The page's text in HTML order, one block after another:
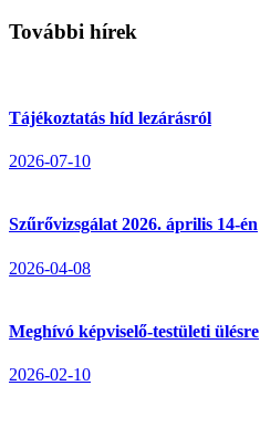
További hírek
Tájékoztatás híd lezárásról
2026-07-10
Szűrővizsgálat 2026. április 14-én
2026-04-08
Meghívó képviselő-testületi ülésre
2026-02-10